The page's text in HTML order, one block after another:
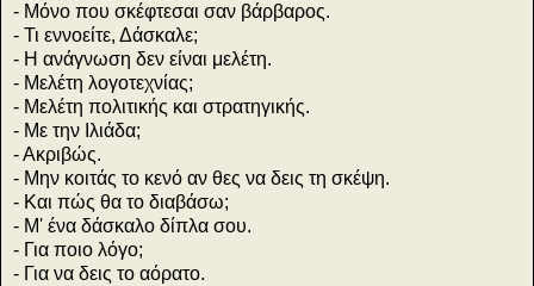
- Μόνο που σκέφτεσαι σαν βάρβαρος.
- Τι εννοείτε, Δάσκαλε;
- Η ανάγνωση δεν είναι μελέτη.
- Μελέτη λογοτεχνίας;
- Μελέτη πολιτικής και στρατηγικής.
- Με την Ιλιάδα;
- Ακριβώς.
- Μην κοιτάς το κενό αν θες να δεις τη σκέψη.
- Και πώς θα το διαβάσω;
- Μ' ένα δάσκαλο δίπλα σου.
- Για ποιο λόγο;
- Για να δεις το αόρατο.